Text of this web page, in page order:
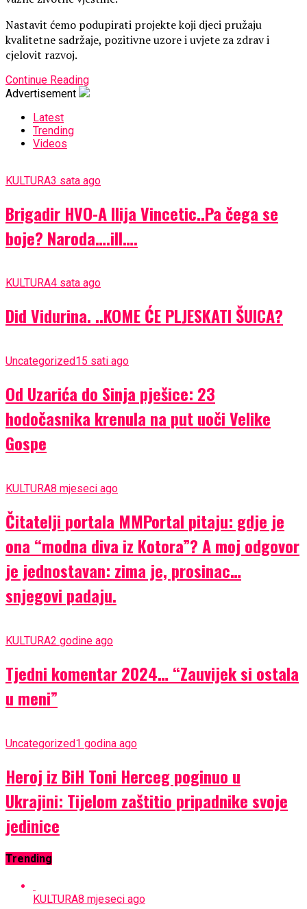
Nastavit ćemo podupirati projekte koji djeci pružaju
kvalitetne sadržaje, pozitivne uzore i uvjete za zdrav i
cjelovit razvoj.
Continue Reading
Advertisement
Latest
Trending
Videos
KULTURA3 sata ago
Brigadir HVO-A Ilija Vincetic..Pa čega se
boje? Naroda….ill….
KULTURA4 sata ago
Did Vidurina. ..KOME ĆE PLJESKATI ŠUICA?
Uncategorized15 sati ago
Od Uzarića do Sinja pješice: 23
hodočasnika krenula na put uoči Velike
Gospe
KULTURA8 mjeseci ago
Čitatelji portala MMPortal pitaju: gdje je
ona “modna diva iz Kotora”? A moj odgovor
je jednostavan: zima je, prosinac…
snjegovi padaju.
KULTURA2 godine ago
Tjedni komentar 2024… “Zauvijek si ostala
u meni”
Uncategorized1 godina ago
Heroj iz BiH Toni Herceg poginuo u
Ukrajini: Tijelom zaštitio pripadnike svoje
jedinice
Trending
KULTURA8 mjeseci ago